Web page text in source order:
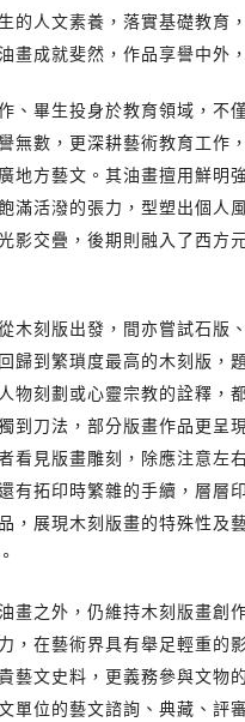
的人文素養，落實基礎教育
畫成就斐然，作品享譽中外
、畢生投身於教育領域，不
無數，更深耕藝術教育工作
地方藝文。其油畫擅用鮮明
滿活潑的張力，型塑出個人
影交疊，後期則融入了西方
木刻版出發，間亦嘗試石版
歸到繁瑣度最高的木刻版，
物刻劃或心靈宗教的詮釋，
到刀法，部分版畫作品更呈
看見版畫雕刻，除應注意左
有拓印時繁雜的手續，層層
，展現木刻版畫的特殊性及
畫之外，仍維持木刻版畫創
，在藝術界具有舉足輕重的
藝文史料，更義務參與文物
單位的藝文諮詢、典藏、評